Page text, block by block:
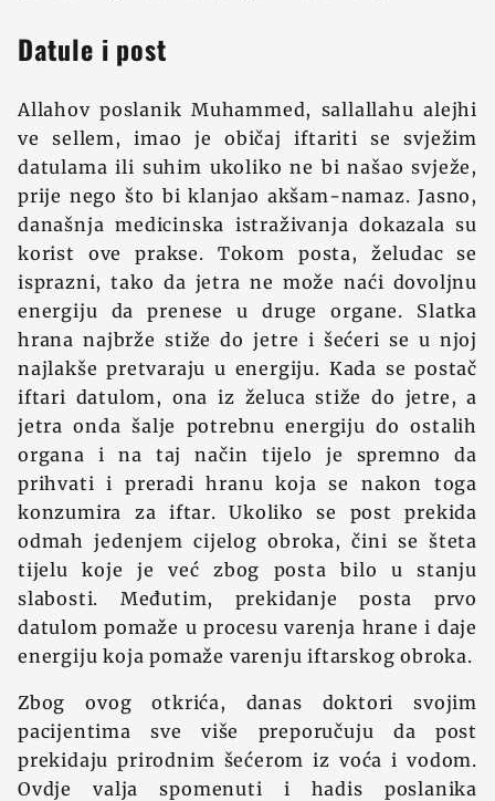
Datule i post
Allahov poslanik Muhammed, sallallahu alejhi
ve sellem, imao je običaj iftariti se svježim
datulama ili suhim ukoliko ne bi našao svježe,
prije nego što bi klanjao akšam-namaz. Jasno,
današnja medicinska istraživanja dokazala su
korist ove prakse. Tokom posta, želudac se
isprazni, tako da jetra ne može naći dovoljnu
energiju da prenese u druge organe. Slatka
hrana najbrže stiže do jetre i šećeri se u njoj
najlakše pretvaraju u energiju. Kada se postač
iftari datulom, ona iz želuca stiže do jetre, a
jetra onda šalje potrebnu energiju do ostalih
organa i na taj način tijelo je spremno da
prihvati i preradi hranu koja se nakon toga
konzumira za iftar. Ukoliko se post prekida
odmah jedenjem cijelog obroka, čini se šteta
tijelu koje je već zbog posta bilo u stanju
slabosti. Međutim, prekidanje posta prvo
datulom pomaže u procesu varenja hrane i daje
energiju koja pomaže varenju iftarskog obroka.
Zbog ovog otkrića, danas doktori svojim
pacijentima sve više preporučuju da post
prekidaju prirodnim šećerom iz voća i vodom.
Ovdje valja spomenuti i hadis poslanika